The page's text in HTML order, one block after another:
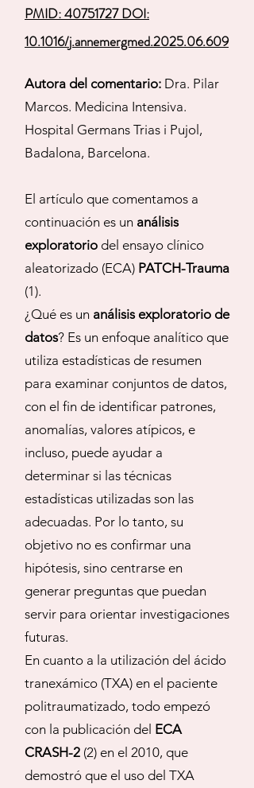
PMID: 40751727 DOI:
10.1016/j.annemergmed.2025.06.609
Autora del comentario: Dra. Pilar
Marcos. Medicina Intensiva.
Hospital Germans Trias i Pujol,
Badalona, Barcelona.
El artículo que comentamos a
continuación es un análisis
exploratorio del ensayo clínico
aleatorizado (ECA) PATCH-Trauma
(1).
¿Qué es un análisis exploratorio de
datos? Es un enfoque analítico que
utiliza estadísticas de resumen
para examinar conjuntos de datos,
con el fin de identificar patrones,
anomalías, valores atípicos, e
incluso, puede ayudar a
determinar si las técnicas
estadísticas utilizadas son las
adecuadas. Por lo tanto, su
objetivo no es confirmar una
hipótesis, sino centrarse en
generar preguntas que puedan
servir para orientar investigaciones
futuras.
En cuanto a la utilización del ácido
tranexámico (TXA) en el paciente
politraumatizado, todo empezó
con la publicación del ECA
CRASH-2 (2) en el 2010, que
demostró que el uso del TXA